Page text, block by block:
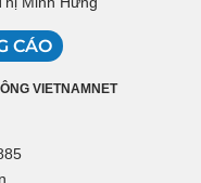
CÁO
VIETNAMNET